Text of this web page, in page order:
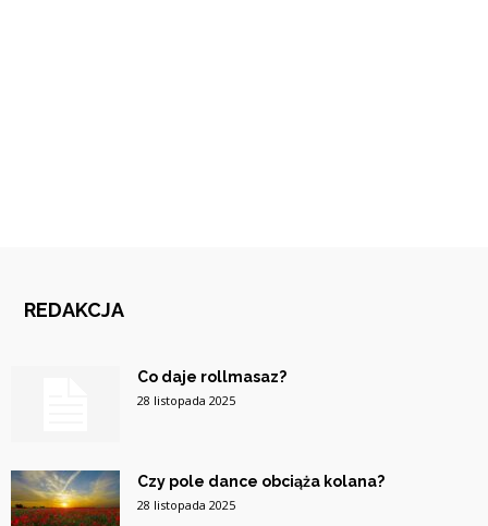
REDAKCJA
Co daje rollmasaz?
28 listopada 2025
Czy pole dance obciąża kolana?
28 listopada 2025